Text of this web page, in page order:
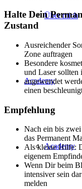
Über mich
Academy
Academy
Halte Dein
Zustand
Ausreichender
Zone auftragen
Besondere
und Laser sollten
angewendet
einen
Empfehlung
Nach ein bis
das Permanent
Als kleine Hilfe:
eigenem
Wenn Dir beim
intensiver sein
melden